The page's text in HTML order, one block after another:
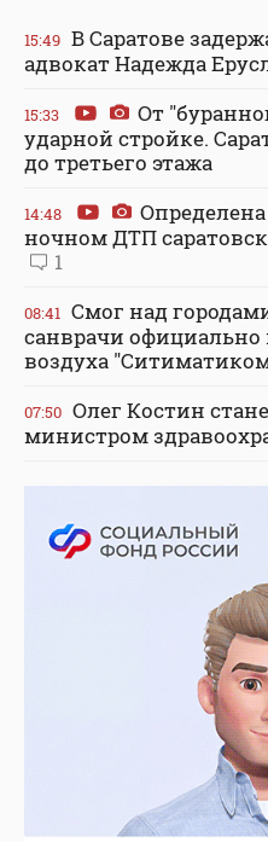
15:49 В Саратове
адвокат Надежда
15:33
От
ударной стройке.
до третьего этажа
14:48
ночном ДТП
1
08:41 Смог над
санврачи официально
воздуха
07:50 Олег Костин
министром